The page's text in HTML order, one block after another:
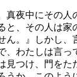
夜中にその
、その人は
。』しかし
わたしは言
つけ、門を